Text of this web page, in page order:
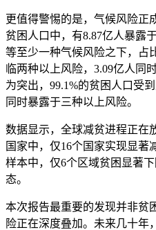
更值得警惕的是，气候风险正
贫困人口中，有8.87亿人暴露
等至少一种气候风险之下，占
临两种以上风险，3.09亿人同
为突出，99.1%的贫困人口受
同时暴露于三种以上风险。
数据显示，全球减贫进程正在
国家中，仅16个国家实现显著
样本中，仅6个区域贫困显著
态。
本次报告最重要的发现并非贫
险正在深度叠加。未来几十年